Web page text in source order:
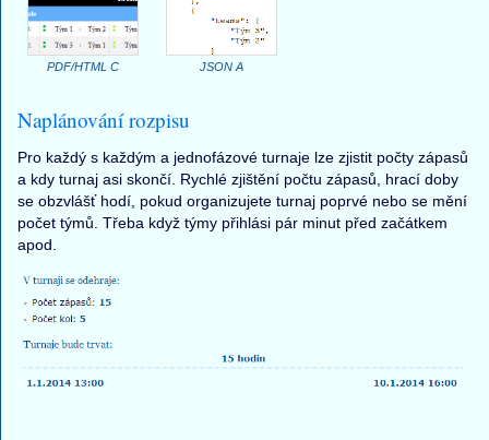
PDF/HTML C JSON A
Naplánování rozpisu
Pro každý s každým a jednofázové turnaje lze zjistit počty zápasů
a kdy turnaj asi skončí. Rychlé zjištění počtu zápasů, hrací doby
se obzvlášť hodí, pokud organizujete turnaj poprvé nebo se mění
počet týmů. Třeba když týmy přihlási pár minut před začátkem
apod.